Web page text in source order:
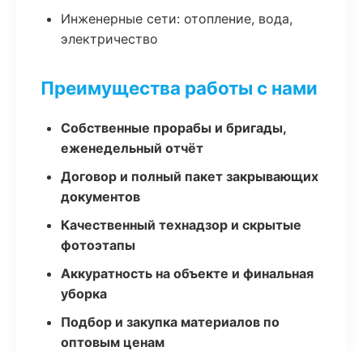
Инженерные сети: отопление, вода,
электричество
Преимущества работы с нами
Собственные прорабы и бригады,
еженедельный отчёт
Договор и полный пакет закрывающих
документов
Качественный технадзор и скрытые
фотоэтапы
Аккуратность на объекте и финальная
уборка
Подбор и закупка материалов по
оптовым ценам